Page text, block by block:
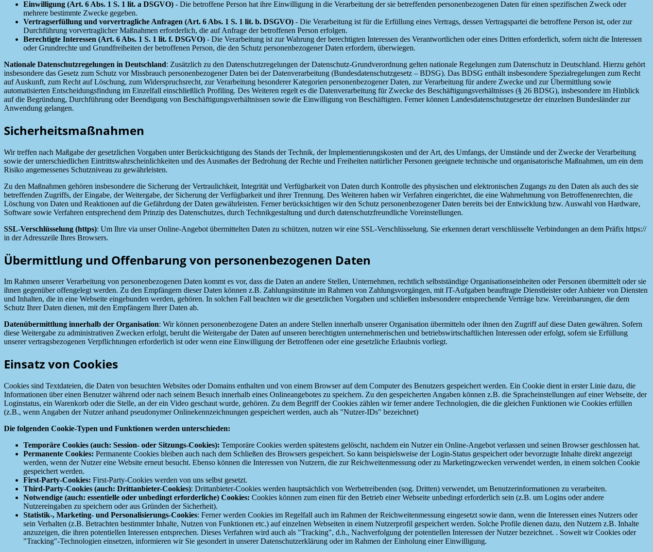
Einwilligung (Art. 6 Abs. 1 S. 1 lit. a DSGVO) - Die betroffene Person hat ihre Einwilligung in die Verarbeitung der sie betreffenden personenbezogenen Daten für einen spezifischen Zweck oder
mehrere bestimmte Zwecke gegeben.
Vertragserfüllung und vorvertragliche Anfragen (Art. 6 Abs. 1 S. 1 lit. b. DSGVO) - Die Verarbeitung ist für die Erfüllung eines Vertrags, dessen Vertragspartei die betroffene Person ist, oder zur
Durchführung vorvertraglicher Maßnahmen erforderlich, die auf Anfrage der betroffenen Person erfolgen.
Berechtigte Interessen (Art. 6 Abs. 1 S. 1 lit. f. DSGVO) - Die Verarbeitung ist zur Wahrung der berechtigten Interessen des Verantwortlichen oder eines Dritten erforderlich, sofern nicht die Interessen
oder Grundrechte und Grundfreiheiten der betroffenen Person, die den Schutz personenbezogener Daten erfordern, überwiegen.
Nationale Datenschutzregelungen in Deutschland: Zusätzlich zu den Datenschutzregelungen der Datenschutz-Grundverordnung gelten nationale Regelungen zum Datenschutz in Deutschland. Hierzu gehört
insbesondere das Gesetz zum Schutz vor Missbrauch personenbezogener Daten bei der Datenverarbeitung (Bundesdatenschutzgesetz – BDSG). Das BDSG enthält insbesondere Spezialregelungen zum Recht
auf Auskunft, zum Recht auf Löschung, zum Widerspruchsrecht, zur Verarbeitung besonderer Kategorien personenbezogener Daten, zur Verarbeitung für andere Zwecke und zur Übermittlung sowie
automatisierten Entscheidungsfindung im Einzelfall einschließlich Profiling. Des Weiteren regelt es die Datenverarbeitung für Zwecke des Beschäftigungsverhältnisses (§ 26 BDSG), insbesondere im Hinblick
auf die Begründung, Durchführung oder Beendigung von Beschäftigungsverhältnissen sowie die Einwilligung von Beschäftigten. Ferner können Landesdatenschutzgesetze der einzelnen Bundesländer zur
Anwendung gelangen.
Sicherheitsmaßnahmen
Wir treffen nach Maßgabe der gesetzlichen Vorgaben unter Berücksichtigung des Stands der Technik, der Implementierungskosten und der Art, des Umfangs, der Umstände und der Zwecke der Verarbeitung
sowie der unterschiedlichen Eintrittswahrscheinlichkeiten und des Ausmaßes der Bedrohung der Rechte und Freiheiten natürlicher Personen geeignete technische und organisatorische Maßnahmen, um ein dem
Risiko angemessenes Schutzniveau zu gewährleisten.
Zu den Maßnahmen gehören insbesondere die Sicherung der Vertraulichkeit, Integrität und Verfügbarkeit von Daten durch Kontrolle des physischen und elektronischen Zugangs zu den Daten als auch des sie
betreffenden Zugriffs, der Eingabe, der Weitergabe, der Sicherung der Verfügbarkeit und ihrer Trennung. Des Weiteren haben wir Verfahren eingerichtet, die eine Wahrnehmung von Betroffenenrechten, die
Löschung von Daten und Reaktionen auf die Gefährdung der Daten gewährleisten. Ferner berücksichtigen wir den Schutz personenbezogener Daten bereits bei der Entwicklung bzw. Auswahl von Hardware,
Software sowie Verfahren entsprechend dem Prinzip des Datenschutzes, durch Technikgestaltung und durch datenschutzfreundliche Voreinstellungen.
SSL-Verschlüsselung (https): Um Ihre via unser Online-Angebot übermittelten Daten zu schützen, nutzen wir eine SSL-Verschlüsselung. Sie erkennen derart verschlüsselte Verbindungen an dem Präfix https://
in der Adresszeile Ihres Browsers.
Übermittlung und Offenbarung von personenbezogenen Daten
Im Rahmen unserer Verarbeitung von personenbezogenen Daten kommt es vor, dass die Daten an andere Stellen, Unternehmen, rechtlich selbstständige Organisationseinheiten oder Personen übermittelt oder sie
ihnen gegenüber offengelegt werden. Zu den Empfängern dieser Daten können z.B. Zahlungsinstitute im Rahmen von Zahlungsvorgängen, mit IT-Aufgaben beauftragte Dienstleister oder Anbieter von Diensten
und Inhalten, die in eine Webseite eingebunden werden, gehören. In solchen Fall beachten wir die gesetzlichen Vorgaben und schließen insbesondere entsprechende Verträge bzw. Vereinbarungen, die dem
Schutz Ihrer Daten dienen, mit den Empfängern Ihrer Daten ab.
Datenübermittlung innerhalb der Organisation: Wir können personenbezogene Daten an andere Stellen innerhalb unserer Organisation übermitteln oder ihnen den Zugriff auf diese Daten gewähren. Sofern
diese Weitergabe zu administrativen Zwecken erfolgt, beruht die Weitergabe der Daten auf unseren berechtigten unternehmerischen und betriebswirtschaftlichen Interessen oder erfolgt, sofern sie Erfüllung
unserer vertragsbezogenen Verpflichtungen erforderlich ist oder wenn eine Einwilligung der Betroffenen oder eine gesetzliche Erlaubnis vorliegt.
Einsatz von Cookies
Cookies sind Textdateien, die Daten von besuchten Websites oder Domains enthalten und von einem Browser auf dem Computer des Benutzers gespeichert werden. Ein Cookie dient in erster Linie dazu, die
Informationen über einen Benutzer während oder nach seinem Besuch innerhalb eines Onlineangebotes zu speichern. Zu den gespeicherten Angaben können z.B. die Spracheinstellungen auf einer Webseite, der
Loginstatus, ein Warenkorb oder die Stelle, an der ein Video geschaut wurde, gehören. Zu dem Begriff der Cookies zählen wir ferner andere Technologien, die die gleichen Funktionen wie Cookies erfüllen
(z.B., wenn Angaben der Nutzer anhand pseudonymer Onlinekennzeichnungen gespeichert werden, auch als "Nutzer-IDs" bezeichnet)
Die folgenden Cookie-Typen und Funktionen werden unterschieden:
Temporäre Cookies (auch: Session- oder Sitzungs-Cookies): Temporäre Cookies werden spätestens gelöscht, nachdem ein Nutzer ein Online-Angebot verlassen und seinen Browser geschlossen hat.
Permanente Cookies: Permanente Cookies bleiben auch nach dem Schließen des Browsers gespeichert. So kann beispielsweise der Login-Status gespeichert oder bevorzugte Inhalte direkt angezeigt
werden, wenn der Nutzer eine Website erneut besucht. Ebenso können die Interessen von Nutzern, die zur Reichweitenmessung oder zu Marketingzwecken verwendet werden, in einem solchen Cookie
gespeichert werden.
First-Party-Cookies: First-Party-Cookies werden von uns selbst gesetzt.
Third-Party-Cookies (auch: Drittanbieter-Cookies): Drittanbieter-Cookies werden hauptsächlich von Werbetreibenden (sog. Dritten) verwendet, um Benutzerinformationen zu verarbeiten.
Notwendige (auch: essentielle oder unbedingt erforderliche) Cookies: Cookies können zum einen für den Betrieb einer Webseite unbedingt erforderlich sein (z.B. um Logins oder andere
Nutzereingaben zu speichern oder aus Gründen der Sicherheit).
Statistik-, Marketing- und Personalisierungs-Cookies: Ferner werden Cookies im Regelfall auch im Rahmen der Reichweitenmessung eingesetzt sowie dann, wenn die Interessen eines Nutzers oder
sein Verhalten (z.B. Betrachten bestimmter Inhalte, Nutzen von Funktionen etc.) auf einzelnen Webseiten in einem Nutzerprofil gespeichert werden. Solche Profile dienen dazu, den Nutzern z.B. Inhalte
anzuzeigen, die ihren potentiellen Interessen entsprechen. Dieses Verfahren wird auch als "Tracking", d.h., Nachverfolgung der potentiellen Interessen der Nutzer bezeichnet. . Soweit wir Cookies oder
"Tracking"-Technologien einsetzen, informieren wir Sie gesondert in unserer Datenschutzerklärung oder im Rahmen der Einholung einer Einwilligung.